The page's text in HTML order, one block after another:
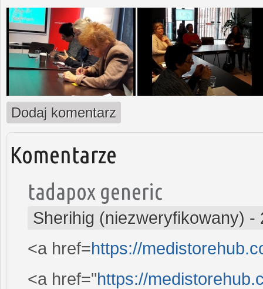
Dodaj komentarz
Komentarze
tadapox generic
Sherihig (niezweryfikowany) -
<a href=https://
<a href="https://